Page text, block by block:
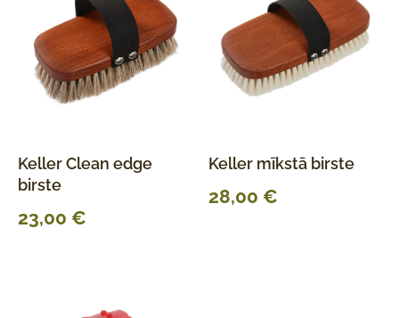
Keller Clean edge
birste
23,00 €
Keller mīkstā birste
28,00 €